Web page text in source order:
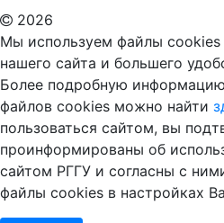
2026
Мы используем файлы cookies
нашего сайта и большего
Более подробную
файлов cookies можно найти
пользоваться сайтом, вы
проинформированы об
сайтом РГГУ и согласны с
файлы cookies в настройках